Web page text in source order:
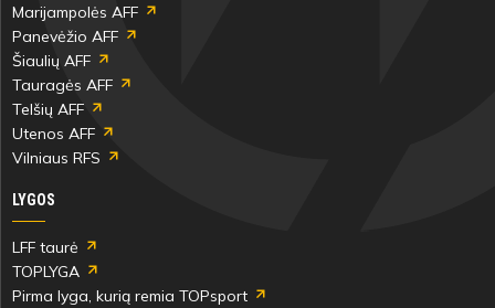
Marijampolės AFF
Panevėžio AFF
Šiaulių AFF
Tauragės AFF
Telšių AFF
Utenos AFF
Vilniaus RFS
LYGOS
LFF taurė
TOPLYGA
Pirma lyga, kurią remia TOPsport